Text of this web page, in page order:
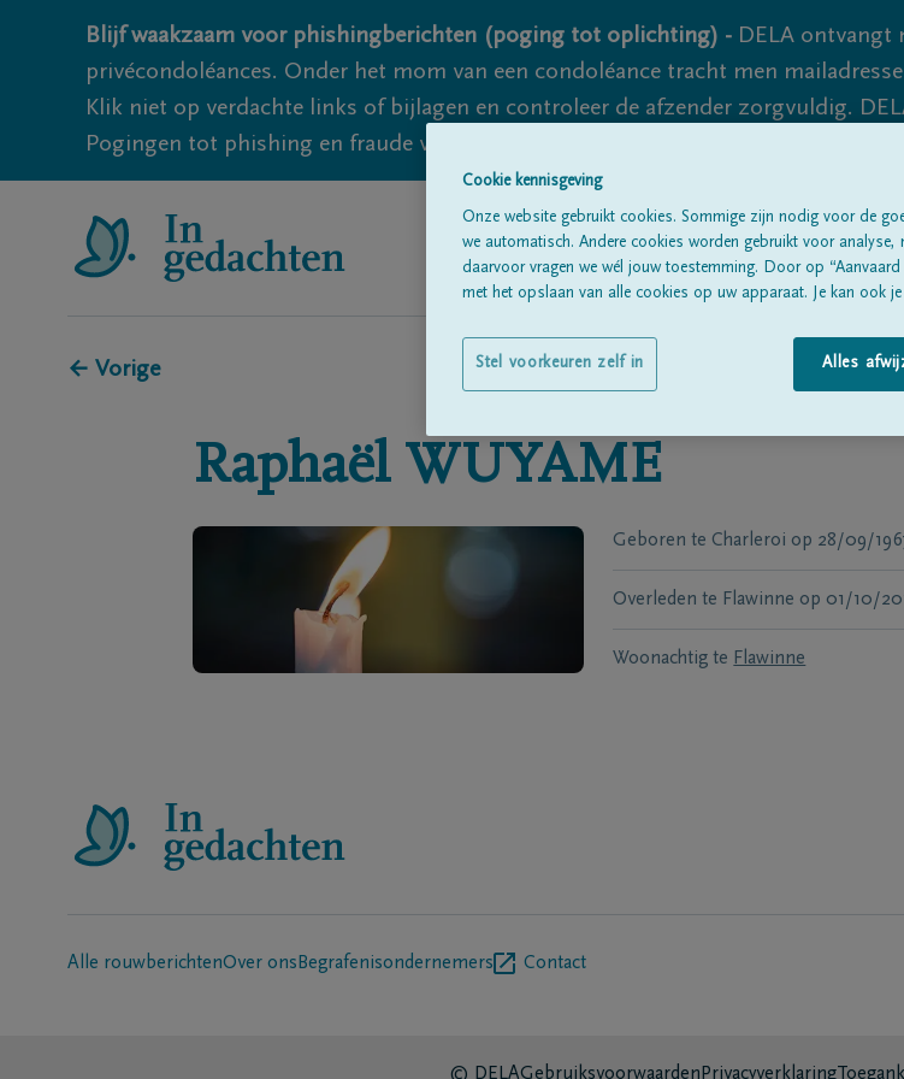
Blijf waakzaam voor phishingberichten (poging tot oplichting) - DELA ontvangt
privécondoléances. Onder het mom van een condoléance tracht men
Klik niet op verdachte links of bijlagen en controleer de afzender zorgvuldig.
Pogingen tot phishing en fraude vallen echter nooit volledig uit te sluiten, dus
Alle
← Vorige
Raphaël WUYAME
Geboren te Charleroi op 28/09/
Overleden te Flawinne op 01/10/
Woonachtig te Flawinne
Alle rouwberichtenOver ons Begrafenisondernemers Contact
© DELAGebruiksvoorwaarden Privacyverklaring
Cookie kennisgeving
Onze website gebruikt cookies. Sommige zijn nodig voor de
we automatisch. Andere cookies worden gebruikt voor analyse,
daarvoor vragen we wél jouw toestemming. Door op
met het opslaan van alle cookies op uw apparaat. Je kan ook je
Alles
Stel voorkeuren zelf in